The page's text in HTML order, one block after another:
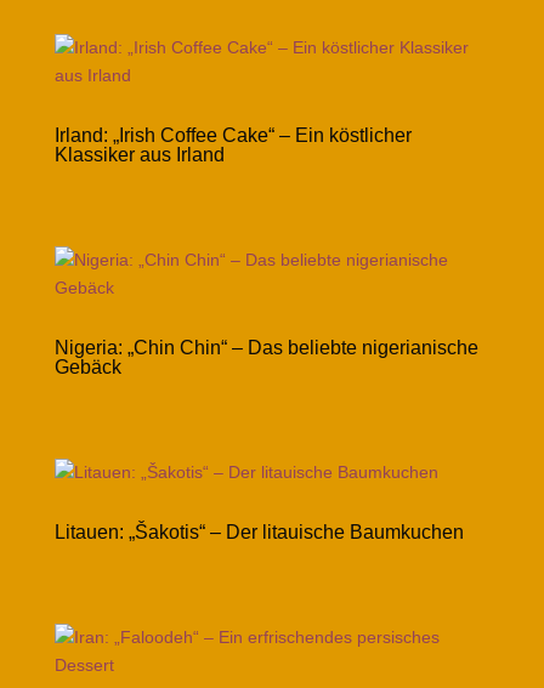
Irland: „Irish Coffee Cake“ – Ein köstlicher
Klassiker aus Irland
Nigeria: „Chin Chin“ – Das beliebte nigerianische
Gebäck
Litauen: „Šakotis“ – Der litauische Baumkuchen